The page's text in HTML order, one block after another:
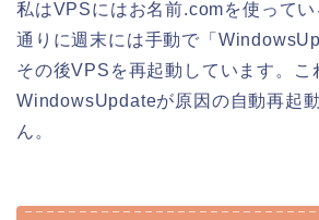
私はVPSにはお名前.comを使って
通りに週末には手動で「
その後VPSを再起動しています。こ
WindowsUpdateが原因の自動再起
ん。